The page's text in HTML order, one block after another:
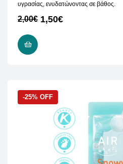
υγρασίας, ενυδατώνοντας σε βάθος.
2,00€ 1,50€
-25% OFF